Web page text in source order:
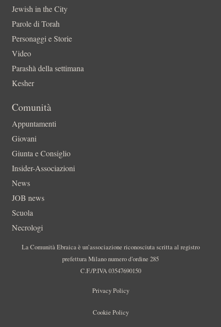
Jewish in the City
Parole di Torah
Personaggi e Storie
Video
Parashà della settimana
Kesher
Comunità
Appuntamenti
Giovani
Giunta e Consiglio
Insider-Associazioni
News
JOB news
Scuola
Necrologi
La Comunità Ebraica è un’associazione riconosciuta scritta al registro
prefettura Milano numero d’ordine 285
C.F./P.IVA 03547690150
Privacy Policy
Cookie Policy